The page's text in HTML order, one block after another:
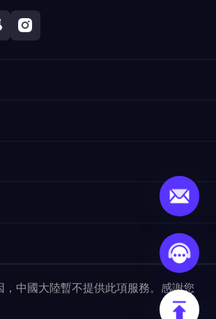
，中國大陸暫不提供此項服務。感謝您